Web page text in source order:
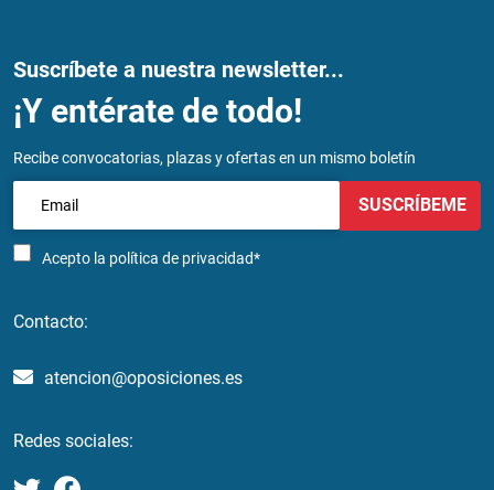
Suscríbete a nuestra newsletter...
¡Y entérate de todo!
Recibe convocatorias, plazas y ofertas en un mismo boletín
Acepto la política de privacidad*
SUSCRÍBEME
Contacto:
atencion@oposiciones.es
Redes sociales: